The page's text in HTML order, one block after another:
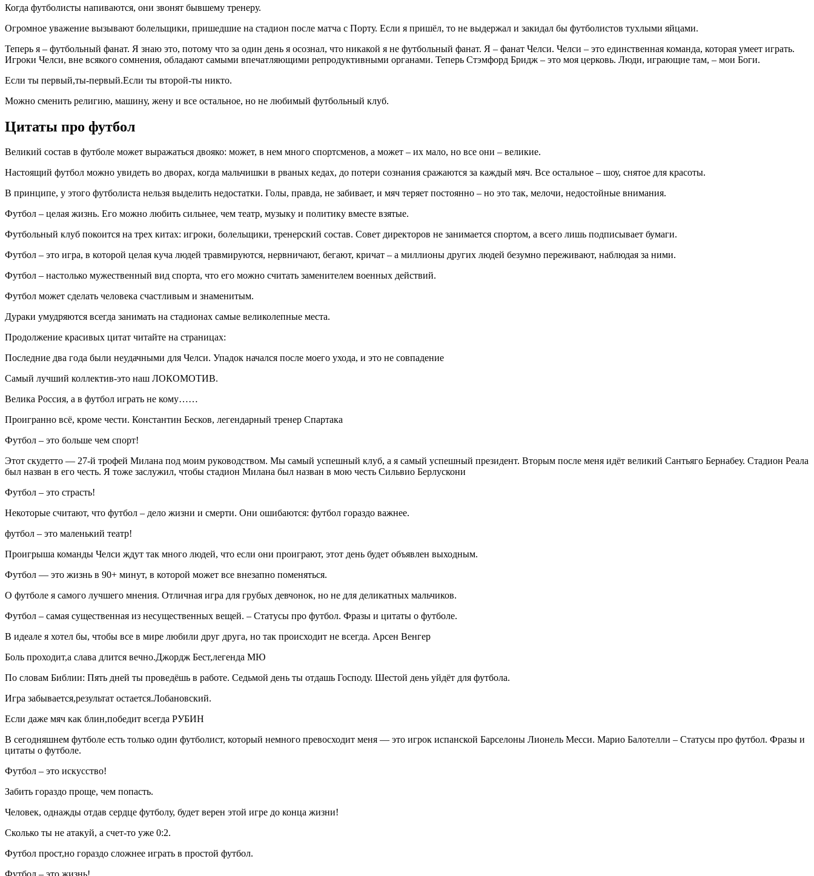
Когда футболисты напиваются, они звонят бывшему тренеру.
Огромное уважение вызывают болельщики, пришедшие на стадион после матча с Порту. Если я пришёл, то не выдержал и закидал бы футболистов тухлыми яйцами.
Теперь я – футбольный фанат. Я знаю это, потому что за один день я осознал, что никакой я не футбольный фанат. Я – фанат Челси. Челси – это единственная команда, которая умеет играть.
Игроки Челси, вне всякого сомнения, обладают самыми впечатляющими репродуктивными органами. Теперь Стэмфорд Бридж – это моя церковь. Люди, играющие там, – мои Боги.
Если ты первый,ты-первый.Если ты второй-ты никто.
Можно сменить религию, машину, жену и все остальное, но не любимый футбольный клуб.
Цитаты про футбол
Великий состав в футболе может выражаться двояко: может, в нем много спортсменов, а может – их мало, но все они – великие.
Настоящий футбол можно увидеть во дворах, когда мальчишки в рваных кедах, до потери сознания сражаются за каждый мяч. Все остальное – шоу, снятое для красоты.
В принципе, у этого футболиста нельзя выделить недостатки. Голы, правда, не забивает, и мяч теряет постоянно – но это так, мелочи, недостойные внимания.
Футбол – целая жизнь. Его можно любить сильнее, чем театр, музыку и политику вместе взятые.
Футбольный клуб покоится на трех китах: игроки, болельщики, тренерский состав. Совет директоров не занимается спортом, а всего лишь подписывает бумаги.
Футбол – это игра, в которой целая куча людей травмируются, нервничают, бегают, кричат – а миллионы других людей безумно переживают, наблюдая за ними.
Футбол – настолько мужественный вид спорта, что его можно считать заменителем военных действий.
Футбол может сделать человека счастливым и знаменитым.
Дураки умудряются всегда занимать на стадионах самые великолепные места.
Продолжение красивых цитат читайте на страницах:
Последние два года были неудачными для Челси. Упадок начался после моего ухода, и это не совпадение
Самый лучший коллектив-это наш ЛОКОМОТИВ.
Велика Россия, а в футбол играть не кому……
Проигранно всё, кроме чести. Константин Бесков, легендарный тренер Спартака
Футбол – это больше чем спорт!
Этот скудетто — 27-й трофей Милана под моим руководством. Мы самый успешный клуб, а я самый успешный президент. Вторым после меня идёт великий Сантьяго Бернабеу. Стадион Реала
был назван в его честь. Я тоже заслужил, чтобы стадион Милана был назван в мою честь Сильвио Берлускони
Футбол – это страсть!
Некоторые считают, что футбол – дело жизни и смерти. Они ошибаются: футбол гораздо важнее.
футбол – это маленький театр!
Проигрыша команды Челси ждут так много людей, что если они проиграют, этот день будет объявлен выходным.
Футбол — это жизнь в 90+ минут, в которой может все внезапно поменяться.
О футболе я самого лучшего мнения. Отличная игра для грубых девчонок, но не для деликатных мальчиков.
Футбол – самая существенная из несущественных вещей. – Статусы про футбол. Фразы и цитаты о футболе.
В идеале я хотел бы, чтобы все в мире любили друг друга, но так происходит не всегда. Арсен Венгер
Боль проходит,а слава длится вечно.Джордж Бест,легенда МЮ
По словам Библии: Пять дней ты проведёшь в работе. Седьмой день ты отдашь Господу. Шестой день уйдёт для футбола.
Игра забывается,результат остается.Лобановский.
Если даже мяч как блин,победит всегда РУБИН
В сегодняшнем футболе есть только один футболист, который немного превосходит меня — это игрок испанской Барселоны Лионель Месси. Марио Балотелли – Статусы про футбол. Фразы и
цитаты о футболе.
Футбол – это искусство!
Забить гораздо проще, чем попасть.
Человек, однажды отдав сердце футболу, будет верен этой игре до конца жизни!
Сколько ты не атакуй, а счет-то уже 0:2.
Футбол прост,но гораздо сложнее играть в простой футбол.